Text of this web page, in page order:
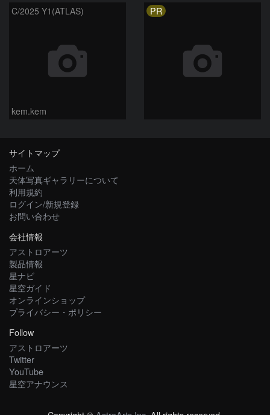
C/2025 Y1(ATLAS)
kem.kem
PR
サイトマップ
ホーム
天体写真ギャラリーについて
利用規約
ログイン/新規登録
お問い合わせ
会社情報
アストロアーツ
製品情報
星ナビ
星空ガイド
オンラインショップ
プライバシー・ポリシー
Follow
アストロアーツ
Twitter
YouTube
星空アナウンス